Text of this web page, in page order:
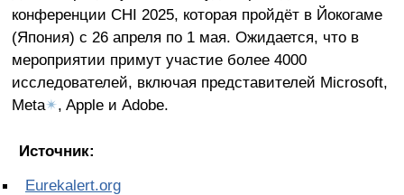
конференции CHI 2025, которая пройдёт в Йокогаме
(Япония) с 26 апреля по 1 мая. Ожидается, что в
мероприятии примут участие более 4000
исследователей, включая представителей Microsoft,
Meta✴, Apple и Adobe.
Источник:
Eurekalert.org